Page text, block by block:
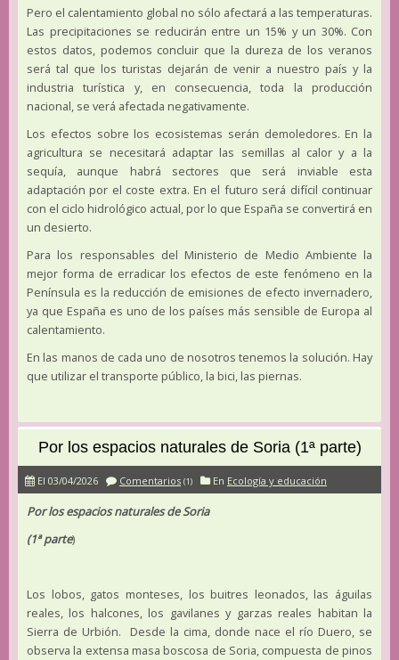
Pero el calentamiento global no sólo afectará a las temperaturas.
Las precipitaciones se reducirán entre un 15% y un 30%. Con
estos datos, podemos concluir que la dureza de los veranos
será tal que los turistas dejarán de venir a nuestro país y la
industria turística y, en consecuencia, toda la producción
nacional, se verá afectada negativamente.
Los efectos sobre los ecosistemas serán demoledores. En la
agricultura se necesitará adaptar las semillas al calor y a la
sequía, aunque habrá sectores que será inviable esta
adaptación por el coste extra. En el futuro será difícil continuar
con el ciclo hidrológico actual, por lo que España se convertirá en
un desierto.
Para los responsables del Ministerio de Medio Ambiente la
mejor forma de erradicar los efectos de este fenómeno en la
Península es la reducción de emisiones de efecto invernadero,
ya que España es uno de los países más sensible de Europa al
calentamiento.
En las manos de cada uno de nosotros tenemos la solución. Hay
que utilizar el transporte público, la bici, las piernas.
Por los espacios naturales de Soria (1ª parte)
El 03/04/2026 Comentarios (1) En Ecología y educación
Por los espacios naturales de Soria
(1ª parte)
Los lobos, gatos monteses, los buitres leonados, las águilas
reales, los halcones, los gavilanes y garzas reales habitan la
Sierra de Urbión. Desde la cima, donde nace el río Duero, se
observa la extensa masa boscosa de Soria, compuesta de pinos